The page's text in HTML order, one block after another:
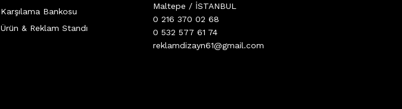
Karşılama Bankosu
Ürün & Reklam Standı
Maltepe / İSTANBUL
0 216 370 02 68
0 532 577 61 74
reklamdizayn61@gmail.com